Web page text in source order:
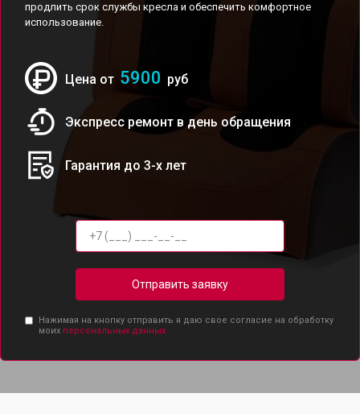
продлить срок службы кресла и обеспечить комфортное
использование.
Цена от 5900 руб
Экспресс ремонт в день обращения
Гарантия до 3-х лет
Отправить заявку
Нажимая на кнопку отправить я даю свое согласие на обработку
моих персональных данных.